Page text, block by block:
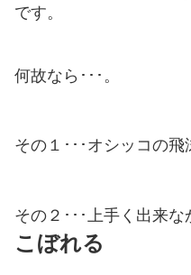
です。
何故なら･･･。
その１･･･オシッコの飛
その２･･･上手く出来な
こぼれる